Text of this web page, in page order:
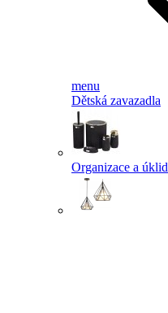
menu
Dětská zavazadla
Organizace a úklid